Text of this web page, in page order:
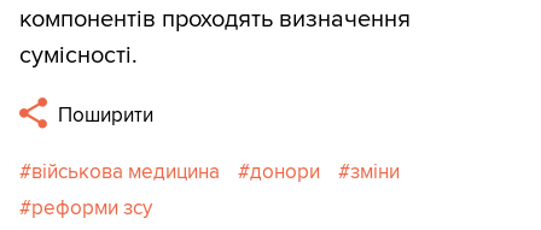
компонентів проходять визначення
сумісності.
Поширити
військова медицина донори
зміни
реформи зсу